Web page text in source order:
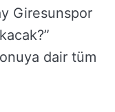
Giresunspor
dair tüm